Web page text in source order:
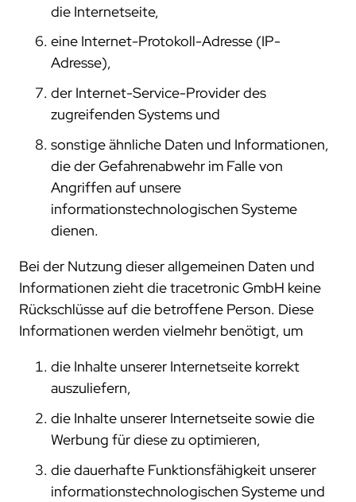
die Internetseite,
eine Internet-Protokoll-Adresse (IP-
Adresse),
der Internet-Service-Provider des
zugreifenden Systems und
sonstige ähnliche Daten und Informationen,
die der Gefahrenabwehr im Falle von
Angriffen auf unsere
informationstechnologischen Systeme
dienen.
Bei der Nutzung dieser allgemeinen Daten und
Informationen zieht die tracetronic GmbH keine
Rückschlüsse auf die betroffene Person. Diese
Informationen werden vielmehr benötigt, um
die Inhalte unserer Internetseite korrekt
auszuliefern,
die Inhalte unserer Internetseite sowie die
Werbung für diese zu optimieren,
die dauerhafte Funktionsfähigkeit unserer
informationstechnologischen Systeme und